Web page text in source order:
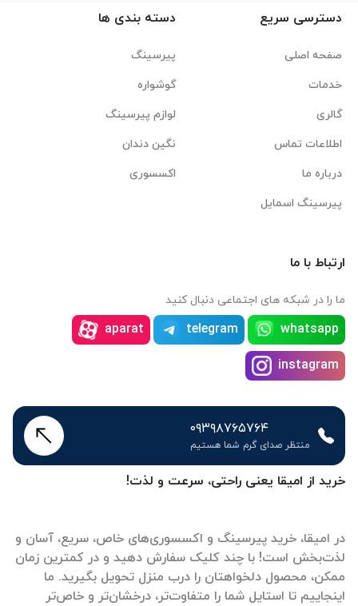
خرید از امیقا یعنی راحتی، سرعت و لذت!
در امیقا، خرید پیرسینگ و اکسسوری‌های خاص، سریع، آسان و
لذت‌بخش است! با چند کلیک سفارش دهید و در کمترین زمان
ممکن، محصول دلخواهتان را درب منزل تحویل بگیرید. ما
اینجاییم تا استایل شما را متفاوت‌تر، درخشان‌تر و خاص‌تر
دسترسی سریع
صفحه اصلی
خدمات
گالری
اطلاعات تماس
درباره ما
پیرسینگ اسمایل
دسته بندی ها
پیرسینگ
گوشواره
لوازم پیرسینگ
نگین دندان
اکسسوری
ارتباط با ما
ما را در شبکه های اجتماعی دنبال کنید
whatsapp
telegram
aparat
instagram
۰۹۳۹۸۷۶۵۷۶۴
منتظر صدای گرم شما هستیم